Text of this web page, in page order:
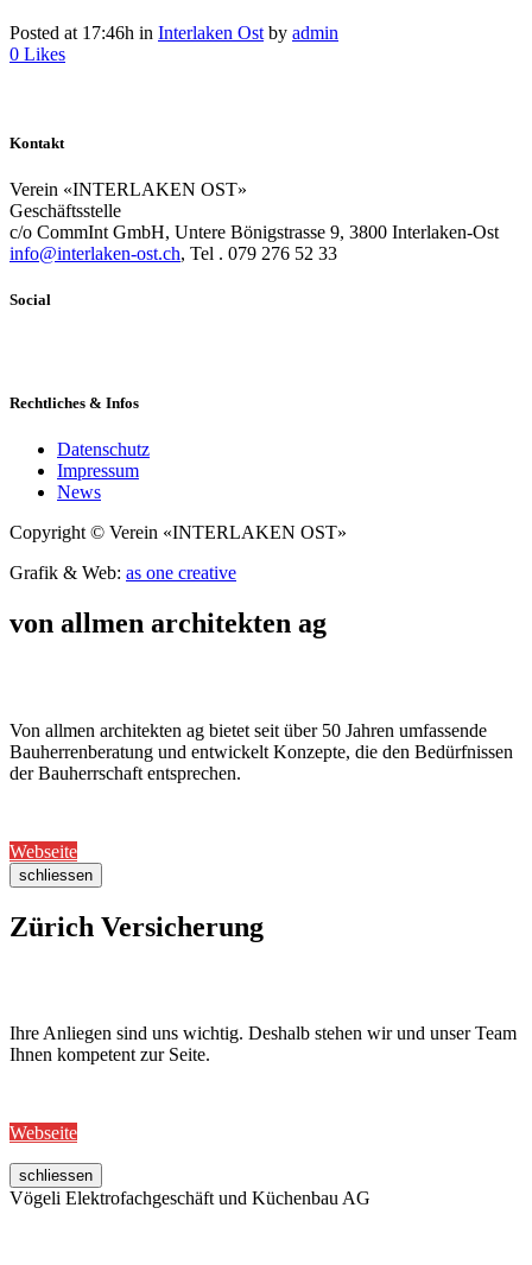
Posted at 17:46h in Interlaken Ost by admin
0 Likes
Kontakt
Verein «INTERLAKEN OST»
Geschäftsstelle
c/o CommInt GmbH, Untere Bönigstrasse 9, 3800 Interlaken-Ost
info@interlaken-ost.ch, Tel . 079 276 52 33
Social
Rechtliches & Infos
Datenschutz
Impressum
News
Copyright © Verein «INTERLAKEN OST»
Grafik & Web: as one creative
von allmen architekten ag
Von allmen architekten ag bietet seit über 50 Jahren umfassende
Bauherrenberatung und entwickelt Konzepte, die den Bedürfnissen
der Bauherrschaft entsprechen.
Webseite
schliessen
Zürich Versicherung
Ihre Anliegen sind uns wichtig. Deshalb stehen wir und unser Team
Ihnen kompetent zur Seite.
Webseite
schliessen
Vögeli Elektrofachgeschäft und Küchenbau AG